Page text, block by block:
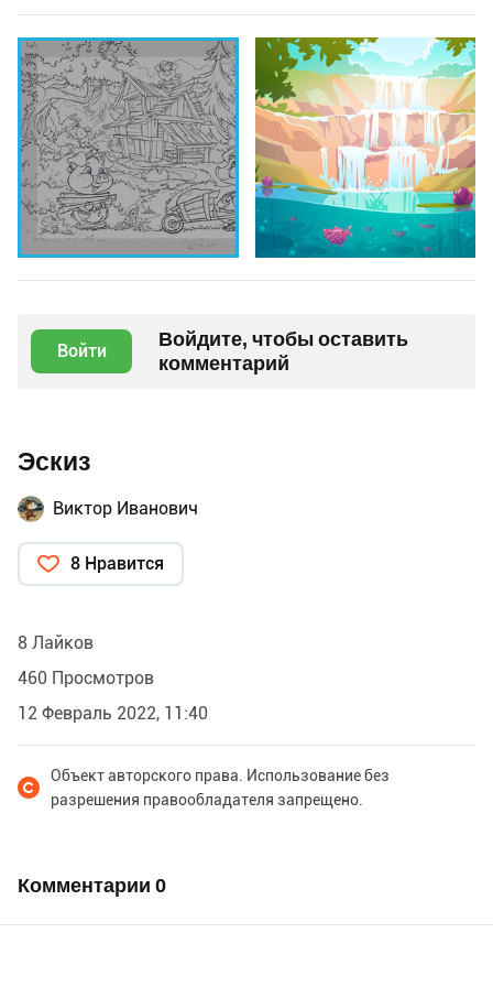
Войти
Войдите, чтобы оставить
комментарий
Эскиз
Виктор Иванович
8 Нравится
8 Лайков
460 Просмотров
12 Февраль 2022, 11:40
Объект авторского права. Использование без
разрешения правообладателя запрещено.
Комментарии 0